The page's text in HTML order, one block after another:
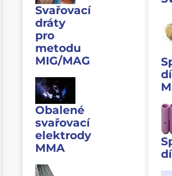
Svařovací
dráty
pro
metodu
MIG/MAG
Obalené
svařovací
elektrody
MMA